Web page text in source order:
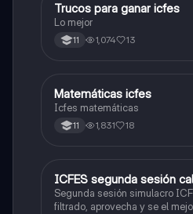
Química
Trucos para ganar icfes
Lo mejor
11 1,074 13
ICFES: Matemáticas
Matemáticas icfes
Icfes matemáticas
11 1,831 18
ICFES: Lectura Crítica
ICFES segunda sesión
Segunda sesión simulacro
filtrado, aprovecha y se el